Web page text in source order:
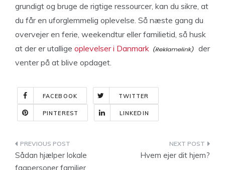
grundigt og bruge de rigtige ressourcer, kan du sikre, at
du får en uforglemmelig oplevelse. Så næste gang du
overvejer en ferie, weekendtur eller familietid, så husk
at der er utallige oplevelser i Danmark
der
venter på at blive opdaget.
FACEBOOK TWITTER
PINTEREST LINKEDIN
Indlægsnavigation
Sådan hjælper lokale
fagpersoner familier
Hvem ejer dit hjem?